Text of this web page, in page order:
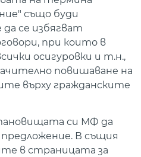
също буди
се избягват
при които в
осигуровки и т.н.,
повишаване на
върху гражданските
си МФ да
В същия
в страницата за